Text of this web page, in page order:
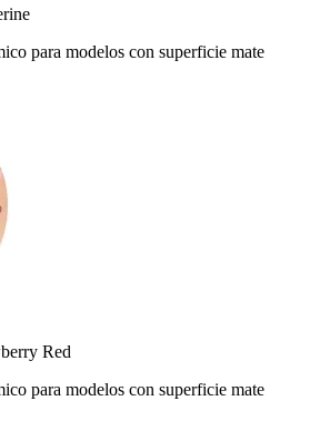
para modelos con superficie mate
Red
para modelos con superficie mate